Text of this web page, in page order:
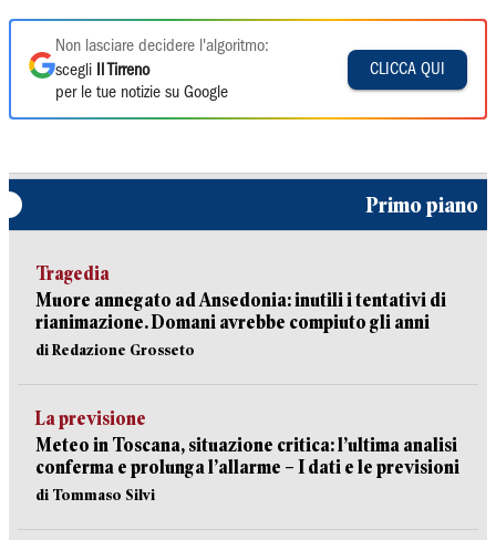
Non lasciare decidere l'algoritmo:
scegli
Il Tirreno
per le tue notizie su Google
CLICCA QUI
Primo piano
Tragedia
Muore annegato ad Ansedonia: inutili i tentativi di
rianimazione. Domani avrebbe compiuto gli anni
di Redazione Grosseto
La previsione
Meteo in Toscana, situazione critica: l’ultima analisi
conferma e prolunga l’allarme – I dati e le previsioni
di Tommaso Silvi